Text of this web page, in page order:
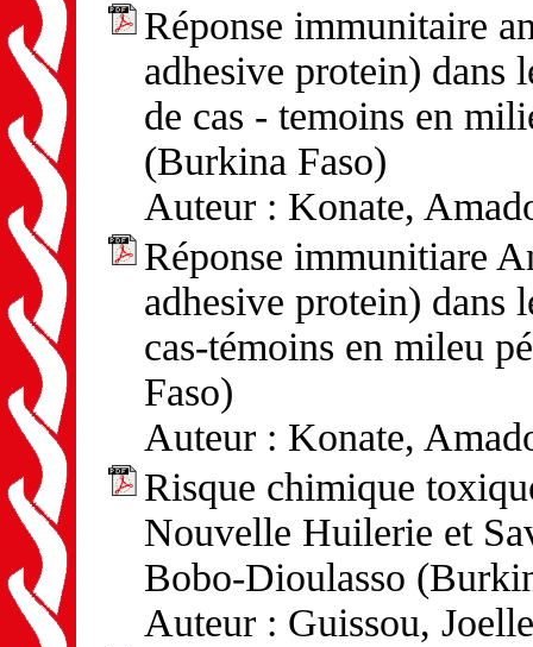
Réponse immunitaire
adhesive protein) dans
de cas - temoins en
(Burkina Faso)
Auteur : Konate,
Réponse immunitiare
adhesive protein) dans
cas-témoins en mileu
Faso)
Auteur : Konate,
Risque chimique
Nouvelle Huilerie et
Bobo-Dioulasso
Auteur : Guissou,